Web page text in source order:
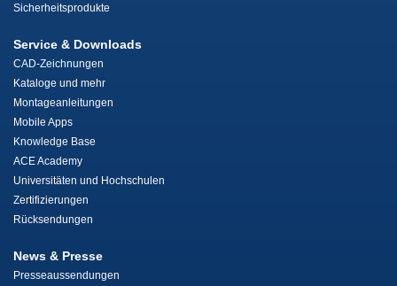
Sicherheitsprodukte
Service & Downloads
CAD-Zeichnungen
Kataloge und mehr
Montageanleitungen
Mobile Apps
Knowledge Base
ACE Academy
Universitäten und Hochschulen
Zertifizierungen
Rücksendungen
News & Presse
Presseaussendungen